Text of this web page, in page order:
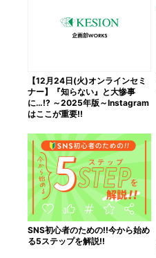
【12月24日(火)オンラインセミ
ナー】『知らない』と大惨事
に…!? ～2025年版～Instagram
はここが重要!!
SNS初心者のための!!今から始め
る5ステップを解説!!